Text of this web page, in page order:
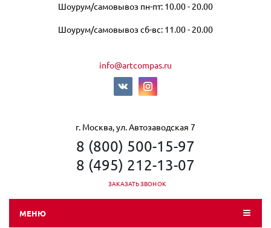
Шоурум/самовывоз пн-пт: 10.00 - 20.00
Шоурум/самовывоз сб-вс: 11.00 - 20.00
info@artcompas.ru
г. Москва, ул. Автозаводская 7
8 (800) 500-15-97
8 (495) 212-13-07
ЗАКАЗАТЬ ЗВОНОК
МЕНЮ